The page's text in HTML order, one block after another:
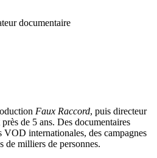
Faux Raccord, puis directeur
de 5 ans. Des documentaires
VOD internationales, des campagnes
de milliers de personnes.